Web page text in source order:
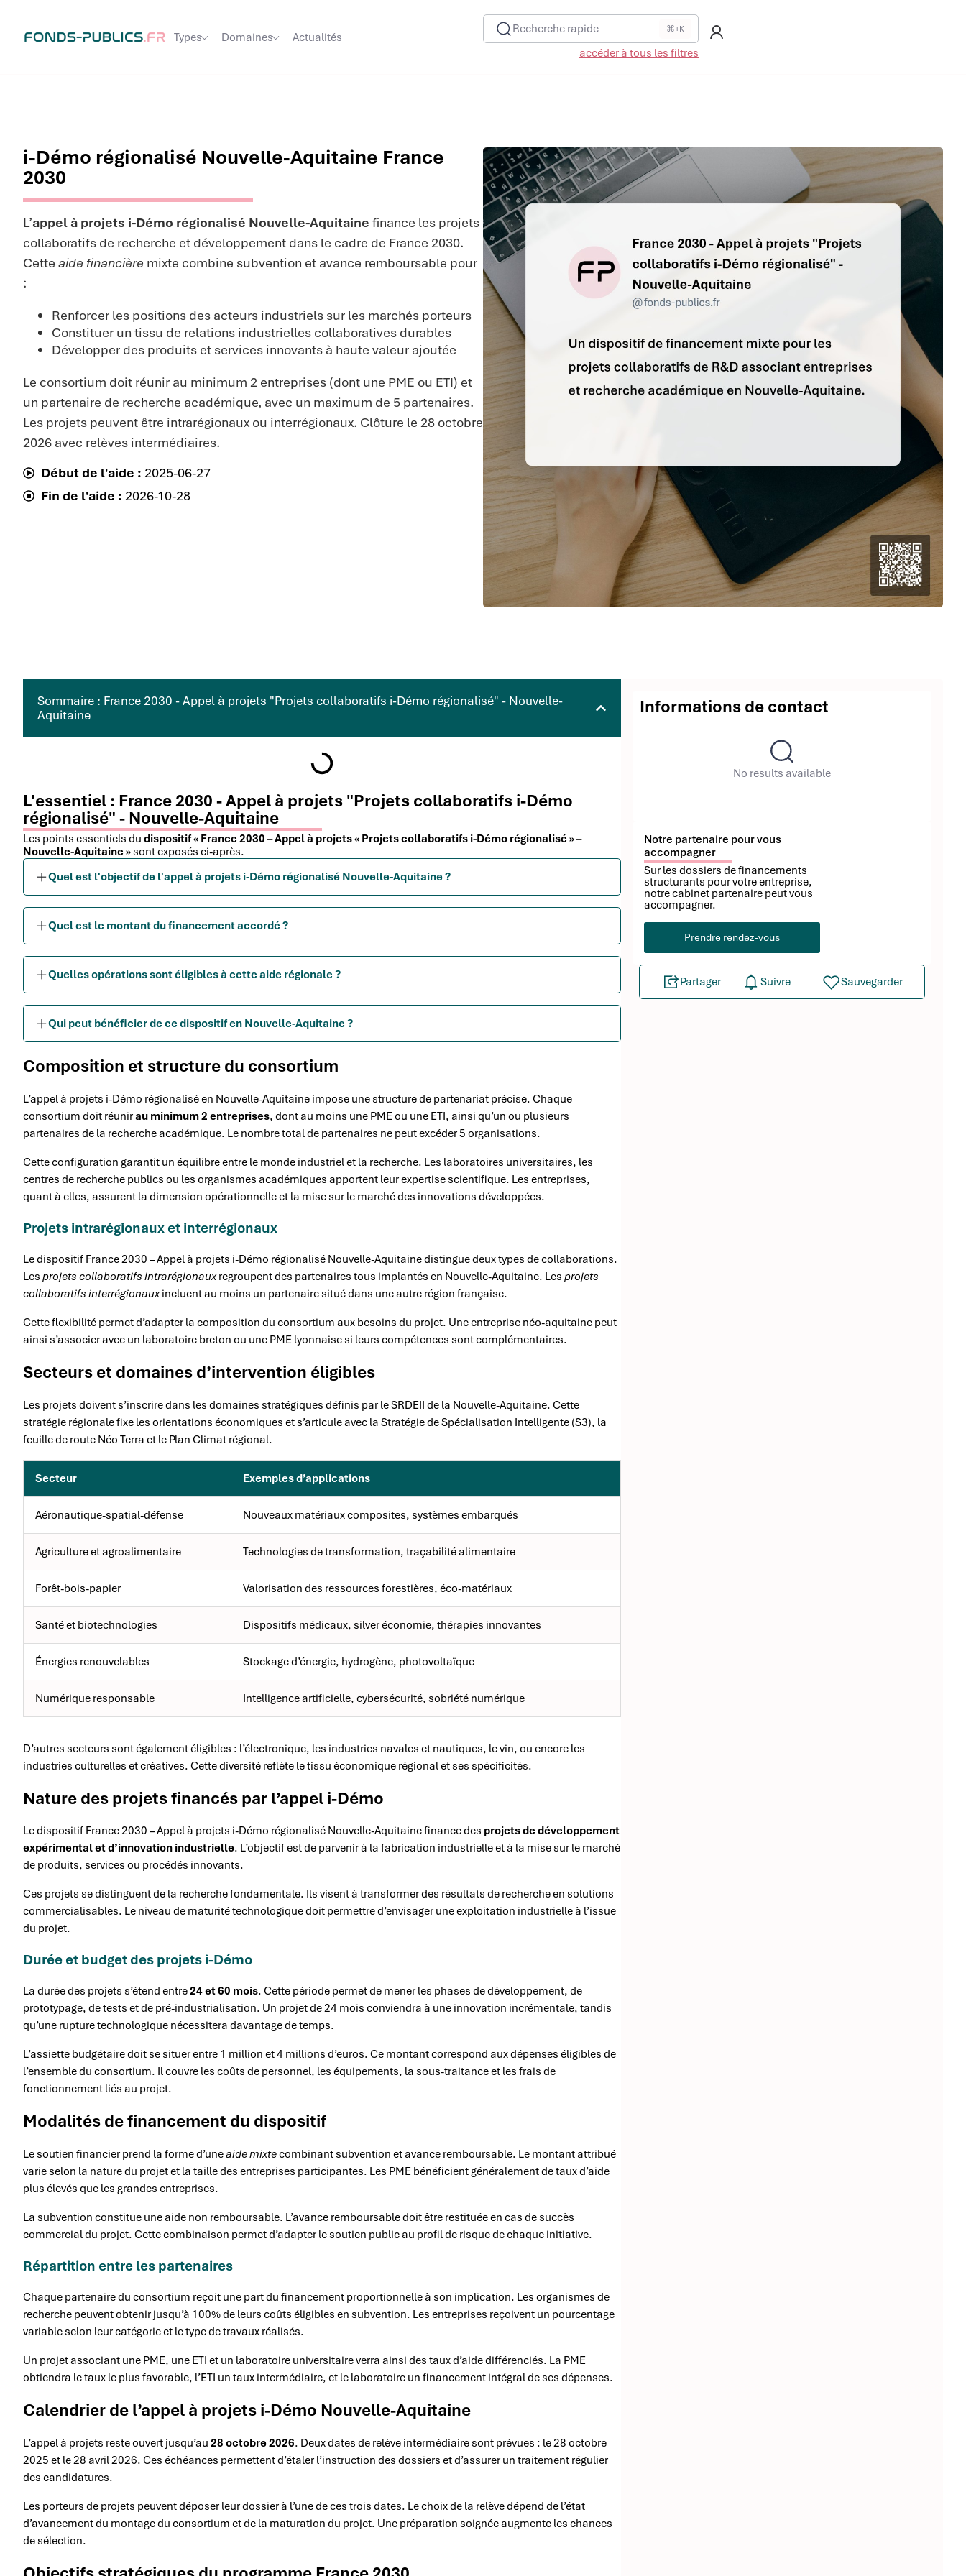
Types Domaines Actualités
Recherche rapide ⌘+K
accéder à tous les filtres
i-Démo régionalisé Nouvelle-Aquitaine France
2030
L’appel à projets i-Démo régionalisé Nouvelle-Aquitaine finance les projets
collaboratifs de recherche et développement dans le cadre de France 2030.
Cette aide financière mixte combine subvention et avance remboursable pour
:
Renforcer les positions des acteurs industriels sur les marchés porteurs
Constituer un tissu de relations industrielles collaboratives durables
Développer des produits et services innovants à haute valeur ajoutée
Le consortium doit réunir au minimum 2 entreprises (dont une PME ou ETI) et
un partenaire de recherche académique, avec un maximum de 5 partenaires.
Les projets peuvent être intrarégionaux ou interrégionaux. Clôture le 28 octobre
2026 avec relèves intermédiaires.
Début de l'aide : 2025-06-27
Fin de l'aide : 2026-10-28
Sommaire : France 2030 - Appel à projets "Projets collaboratifs i-Démo régionalisé" - Nouvelle-
Aquitaine
L'essentiel : France 2030 - Appel à projets "Projets collaboratifs i-Démo
régionalisé" - Nouvelle-Aquitaine
Les points essentiels du dispositif « France 2030 – Appel à projets « Projets collaboratifs i-Démo régionalisé » –
Nouvelle-Aquitaine » sont exposés ci-après.
Quel est l'objectif de l'appel à projets i-Démo régionalisé Nouvelle-Aquitaine ?
Quel est le montant du financement accordé ?
Quelles opérations sont éligibles à cette aide régionale ?
Qui peut bénéficier de ce dispositif en Nouvelle-Aquitaine ?
Composition et structure du consortium
L’appel à projets i-Démo régionalisé en Nouvelle-Aquitaine impose une structure de partenariat précise. Chaque
consortium doit réunirau minimum 2 entreprises, dont au moins une PME ou une ETI, ainsi qu’un ou plusieurs
partenaires de la recherche académique. Le nombre total de partenaires ne peut excéder 5 organisations.
Cette configuration garantit un équilibre entre le monde industriel et la recherche. Les laboratoires universitaires, les
centres de recherche publics ou les organismes académiques apportent leur expertise scientifique. Les entreprises,
quant à elles, assurent la dimension opérationnelle et la mise sur le marché des innovations développées.
Projets intrarégionaux et interrégionaux
Le dispositif France 2030 – Appel à projets i-Démo régionalisé Nouvelle-Aquitaine distingue deux types de collaborations.
Les projets collaboratifs intrarégionauxregroupent des partenaires tous implantés en Nouvelle-Aquitaine. Les projets
collaboratifs interrégionauxincluent au moins un partenaire situé dans une autre région française.
Cette flexibilité permet d’adapter la composition du consortium aux besoins du projet. Une entreprise néo-aquitaine peut
ainsi s’associer avec un laboratoire breton ou une PME lyonnaise si leurs compétences sont complémentaires.
Secteurs et domaines d’intervention éligibles
Les projets doivent s’inscrire dans les domaines stratégiques définis par le SRDEII de la Nouvelle-Aquitaine. Cette
stratégie régionale fixe les orientations économiques et s’articule avec la Stratégie de Spécialisation Intelligente (S3), la
feuille de route Néo Terra et le Plan Climat régional.
Secteur Exemples d’applications
Aéronautique-spatial-défense Nouveaux matériaux composites, systèmes embarqués
Agriculture et agroalimentaire Technologies de transformation, traçabilité alimentaire
Forêt-bois-papier Valorisation des ressources forestières, éco-matériaux
Santé et biotechnologies Dispositifs médicaux, silver économie, thérapies innovantes
Énergies renouvelables Stockage d’énergie, hydrogène, photovoltaïque
Numérique responsable Intelligence artificielle, cybersécurité, sobriété numérique
D’autres secteurs sont également éligibles : l’électronique, les industries navales et nautiques, le vin, ou encore les
industries culturelles et créatives. Cette diversité reflète le tissu économique régional et ses spécificités.
Nature des projets financés par l’appel i-Démo
Le dispositif France 2030 – Appel à projets i-Démo régionalisé Nouvelle-Aquitaine finance des projets de développement
expérimental et d’innovation industrielle. L’objectif est de parvenir à la fabrication industrielle et à la mise sur le marché
de produits, services ou procédés innovants.
Ces projets se distinguent de la recherche fondamentale. Ils visent à transformer des résultats de recherche en solutions
commercialisables. Le niveau de maturité technologique doit permettre d’envisager une exploitation industrielle à l’issue
du projet.
Durée et budget des projets i-Démo
La durée des projets s’étend entre24 et 60 mois. Cette période permet de mener les phases de développement, de
prototypage, de tests et de pré-industrialisation. Un projet de 24 mois conviendra à une innovation incrémentale, tandis
qu’une rupture technologique nécessitera davantage de temps.
L’assiette budgétaire doit se situer entre 1 million et 4 millions d’euros. Ce montant correspond aux dépenses éligibles de
l’ensemble du consortium. Il couvre les coûts de personnel, les équipements, la sous-traitance et les frais de
fonctionnement liés au projet.
Modalités de financement du dispositif
Le soutien financier prend la forme d’uneaide mixtecombinant subvention et avance remboursable. Le montant attribué
varie selon la nature du projet et la taille des entreprises participantes. Les PME bénéficient généralement de taux d’aide
plus élevés que les grandes entreprises.
La subvention constitue une aide non remboursable. L’avance remboursable doit être restituée en cas de succès
commercial du projet. Cette combinaison permet d’adapter le soutien public au profil de risque de chaque initiative.
Répartition entre les partenaires
Chaque partenaire du consortium reçoit une part du financement proportionnelle à son implication. Les organismes de
recherche peuvent obtenir jusqu’à 100% de leurs coûts éligibles en subvention. Les entreprises reçoivent un pourcentage
variable selon leur catégorie et le type de travaux réalisés.
Un projet associant une PME, une ETI et un laboratoire universitaire verra ainsi des taux d’aide différenciés. La PME
obtiendra le taux le plus favorable, l’ETI un taux intermédiaire, et le laboratoire un financement intégral de ses dépenses.
Calendrier de l’appel à projets i-Démo Nouvelle-Aquitaine
L’appel à projets reste ouvert jusqu’au 28 octobre 2026. Deux dates de relève intermédiaire sont prévues : le 28 octobre
2025 et le 28 avril 2026. Ces échéances permettent d’étaler l’instruction des dossiers et d’assurer un traitement régulier
des candidatures.
Les porteurs de projets peuvent déposer leur dossier à l’une de ces trois dates. Le choix de la relève dépend de l’état
d’avancement du montage du consortium et de la maturation du projet. Une préparation soignée augmente les chances
de sélection.
Informations de contact
No results available
Notre partenaire pour vous
accompagner
Sur les dossiers de financements
structurants pour votre entreprise,
notre cabinet partenaire peut vous
accompagner.
Prendre rendez-vous
Partager Suivre Sauvegarder